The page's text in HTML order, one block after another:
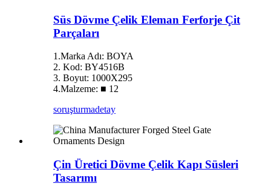
Süs Dövme Çelik Eleman Ferforje Çit
Parçaları
1.Marka Adı: BOYA
2. Kod: BY4516B
3. Boyut: 1000X295
4.Malzeme: ■ 12
soruşturmadetay
Çin Üretici Dövme Çelik Kapı Süsleri
Tasarımı